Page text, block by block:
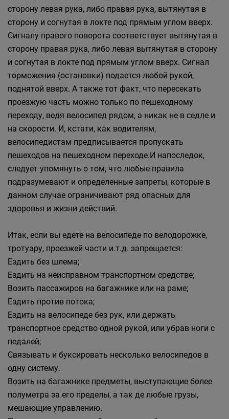
сторону левая рука, либо правая рука, вытянутая в
сторону и согнутая в локте под прямым углом вверх.
Сигналу правого поворота соответствует вытянутая в
сторону правая рука, либо левая вытянутая в сторону
и согнутая в локте под прямым углом вверх. Сигнал
торможения (остановки) подается любой рукой,
поднятой вверх. А также тот факт, что пересекать
проезжую часть можно только по пешеходному
переходу, ведя велосипед рядом, а никак не в седле и
на скорости. И, кстати, как водителям,
велосипедистам предписывается пропускать
пешеходов на пешеходном переходе.И напоследок,
следует упомянуть о том, что любые правила
подразумевают и определенные запреты, которые в
данном случае ограничивают ряд опасных для
здоровья и жизни действий.
Итак, если вы едете на велосипеде по велодорожке,
тротуару, проезжей части и.т.д. запрещается:
Ездить без шлема;
Ездить на неисправном транспортном средстве;
Возить пассажиров на багажнике или на раме;
Ездить против потока;
Ездить на велосипеде без рук, или держать
транспортное средство одной рукой, или убрав ноги с
педалей;
Связывать и буксировать несколько велосипедов в
одну систему.
Возить на багажнике предметы, выступающие более
полуметра за его пределы, а так де любые грузы,
мешающие управлению.